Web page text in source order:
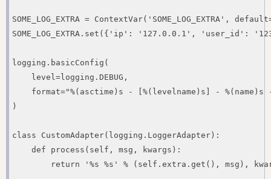
SOME_LOG_EXTRA = ContextVar('SOME_LOG_EXTRA',
SOME_LOG_EXTRA.set({'ip': '127.0.0.1', 'user_id':
logging.basicConfig(
    level=logging.DEBUG,
format="%(asctime)s - [%(levelname)s] -
)
class CustomAdapter(logging.LoggerAdapter):
    def process(self, msg, kwargs):
return '%s %s' % (self.extra.get(), msg),